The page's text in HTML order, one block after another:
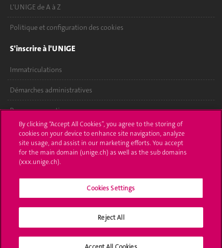
L'UNIGE de A à Z
Politique et configuration des cookies
S'inscrire à l'UNIGE
Immatriculations
Démarches administratives
Poser une question
L'UNIGE vous informe
UNIGE Mobile
By clicking “Accept All Cookies”, you agree to the storing of
cookies on your device to enhance site navigation, analyze
site usage, and assist in our marketing efforts. You accept
for the main domain (unige.ch) as well as the sub domains
(xxx.unige.ch).
Cookies Settings
Reject All